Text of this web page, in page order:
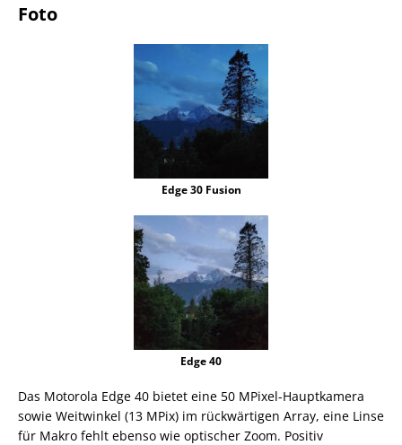
Foto
Edge 30 Fusion
Edge 40
Das Motorola Edge 40 bietet eine 50 MPixel-Hauptkamera
sowie Weitwinkel (13 MPix) im rückwärtigen Array, eine Linse
für Makro fehlt ebenso wie optischer Zoom. Positiv